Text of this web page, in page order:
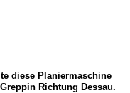
und
sonstige
diese Planiermaschine
Richtung Dessau.